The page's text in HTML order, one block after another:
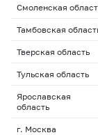
Смоленская
Тамбовская
Тверская область
Тульская область
Ярославская
область
г. Москва